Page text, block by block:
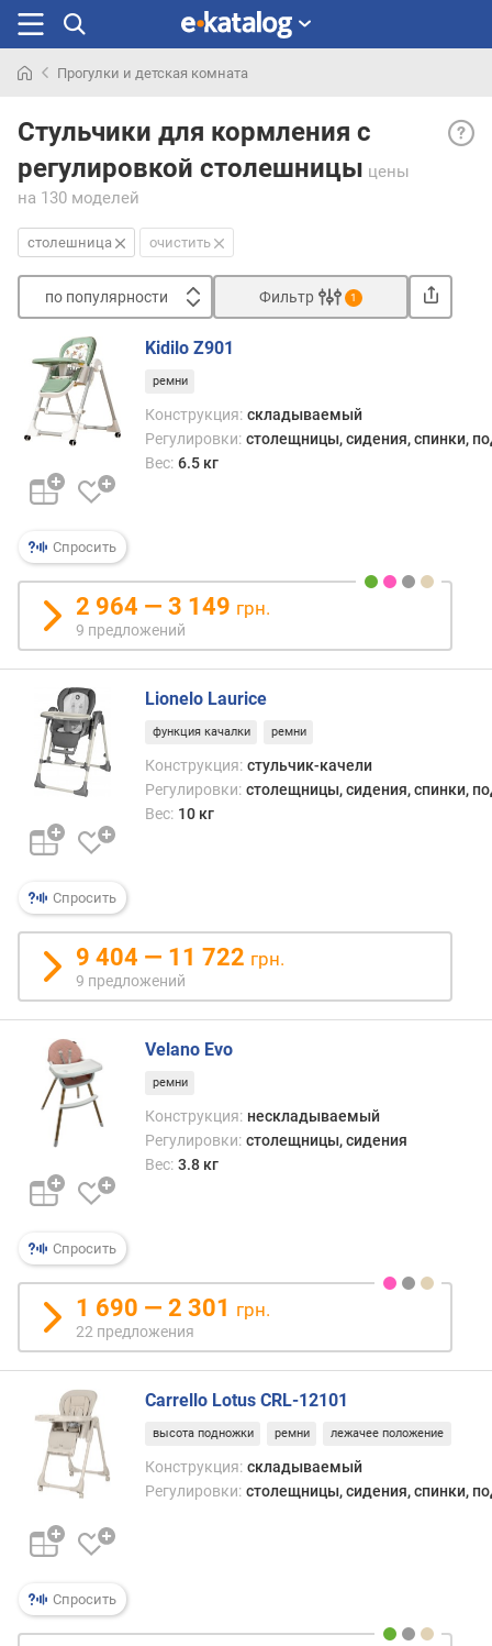
раньше
Прогулки и детская комната
Стульчики для кормления с
регулировкой столешницы цены
на 130 моделей
если
столешница очистить
по популярности
п
о
п
о
у
л
р
н
с
о
т
д
е
в
х
к
д
о
р
о
и
м
о
т
о
г
и
х
к
д
е
ш
е
в
м
п
о
т
з
Фильтр 1
Спросить
Kidilo Z901
ремни
Конструкция: складываемый
Регулировки: столещницы, сидения, спинки,
Вес: 6.5 кг
2 964 — 3 149 грн.
9 предложений
Спросить
Lionelo Laurice
функция качалки ремни
Конструкция: стульчик-качели
Регулировки: столещницы, сидения, спинки,
Вес: 10 кг
9 404 — 11 722 грн.
9 предложений
Спросить
Velano Evo
ремни
Конструкция: нескладываемый
Регулировки: столещницы, сидения
Вес: 3.8 кг
1 690 — 2 301 грн.
22 предложения
Спросить
Carrello Lotus CRL-12101
высота подножки ремни лежачее положение
Конструкция: складываемый
Регулировки: столещницы, сидения, спинки,